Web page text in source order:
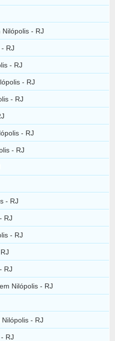
- RJ
RJ
- RJ
- RJ
- RJ
- RJ
- RJ
- RJ
RJ
- RJ
RJ
Nilópolis - RJ
- RJ
RJ